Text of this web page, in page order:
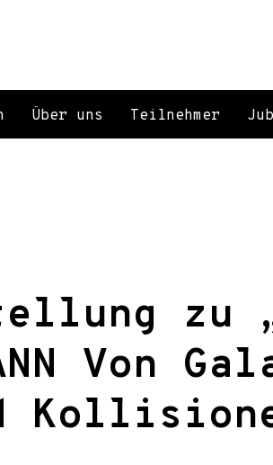
Über uns Teilnehmer
zu
Von